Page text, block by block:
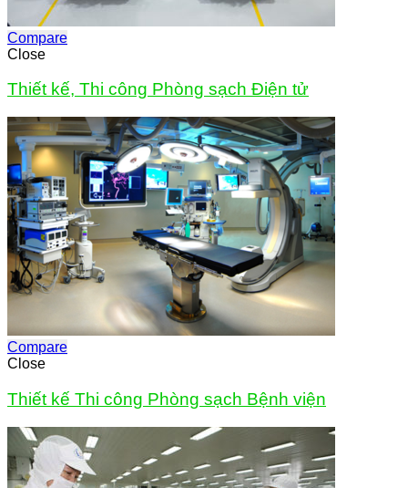
Compare
Close
Thiết kế, Thi công Phòng sạch Điện tử
Compare
Close
Thiết kế Thi công Phòng sạch Bệnh viện